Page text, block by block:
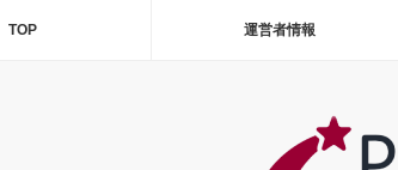
TOP 運営者情報